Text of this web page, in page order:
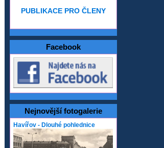
PUBLIKACE PRO ČLENY
Facebook
Nejnovější fotogalerie
Havířov - Dlouhé pohlednice